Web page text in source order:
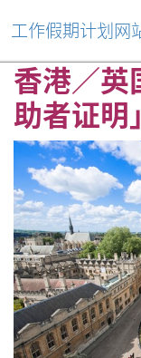
工作假期计划网
香港／英
助者证明